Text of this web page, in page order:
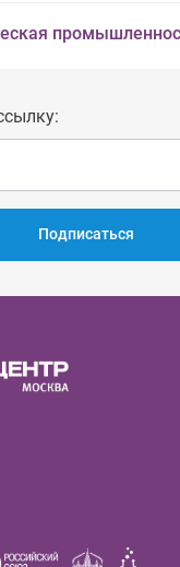
Подписаться